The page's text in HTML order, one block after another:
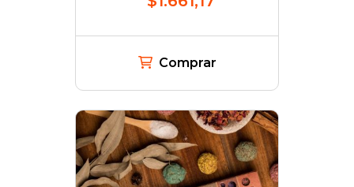
Comprar